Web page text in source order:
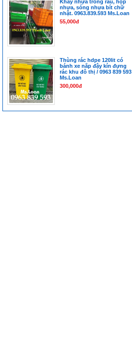
Khay nhựa trồng rau, hộp
nhựa, sóng nhựa bít chữ
nhật. 0963.839.593 Ms.Loan
55,000đ
Thùng rác hdpe 120lit có
bánh xe nắp đậy kín đựng
rác khu đô thị / 0963 839 593
Ms.Loan
300,000đ